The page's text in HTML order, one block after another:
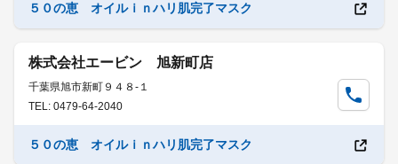
５０の恵 オイルｉｎハリ肌完了マスク
株式会社エービン 旭新町店
千葉県旭市新町９４８-１
TEL: 0479-64-2040
５０の恵 オイルｉｎハリ肌完了マスク